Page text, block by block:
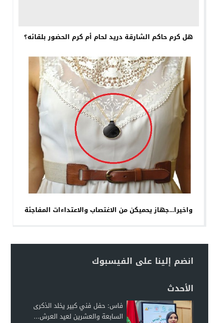
هل كرم حاكم الشارقة دريد لحام أم كرم الحضور بلقائه؟
واخيرا…جهاز يحميكن من الاغتصاب والاعتداءات المفاجئة
انضم إلينا على الفيسبوك
الأحدث
فاس: حفل فني كبير يخلد الذكرى
السابعة والعشرين لعيد العرش...